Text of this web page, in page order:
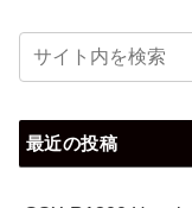
最近の投稿